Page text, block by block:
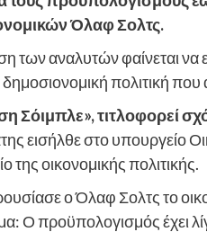
Όλαφ Σολτς.
των αναλυτών φαίνεται να
δημοσιονομική πολιτική
Σόιμπλε», τιτλοφορεί
εισήλθε στο υπουργείο
της οικονομικής πολιτικής.
ο Όλαφ Σολτς το
Ο προϋπολογισμός έχει